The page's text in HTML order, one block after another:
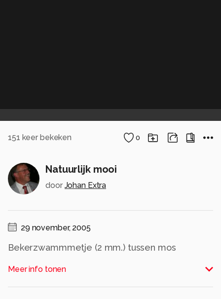
151 keer bekeken 0
Natuurlijk mooi
door Johan Extra
29 november, 2005
Bekerzwammmetje (2 mm.) tussen mos
Alle rechten voorbehouden
Meer info tonen